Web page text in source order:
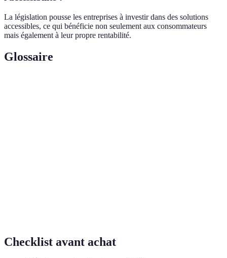
La législation pousse les entreprises à investir dans des solutions
accessibles, ce qui bénéficie non seulement aux consommateurs
mais également à leur propre rentabilité.
Glossaire
Checklist avant achat